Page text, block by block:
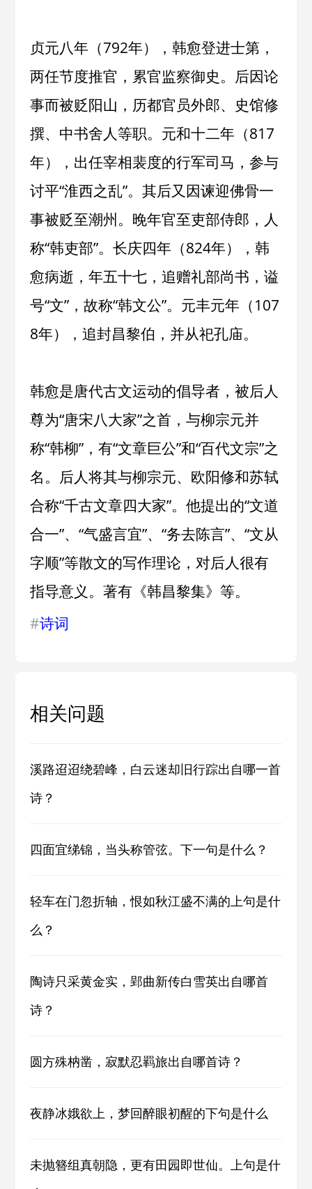
贞元八年（792年），韩愈登进士第，
两任节度推官，累官监察御史。后因论
事而被贬阳山，历都官员外郎、史馆修
撰、中书舍人等职。元和十二年（817
年），出任宰相裴度的行军司马，参与
讨平“淮西之乱”。其后又因谏迎佛骨一
事被贬至潮州。晚年官至吏部侍郎，人
称“韩吏部”。长庆四年（824年），韩
愈病逝，年五十七，追赠礼部尚书，谥
号“文”，故称“韩文公”。元丰元年（107
8年），追封昌黎伯，并从祀孔庙。
韩愈是唐代古文运动的倡导者，被后人
尊为“唐宋八大家”之首，与柳宗元并
称“韩柳”，有“文章巨公”和“百代文宗”之
名。后人将其与柳宗元、欧阳修和苏轼
合称“千古文章四大家”。他提出的“文道
合一”、“气盛言宜”、“务去陈言”、“文从
字顺”等散文的写作理论，对后人很有
指导意义。著有《韩昌黎集》等。
#诗词
相关问题
溪路迢迢绕碧峰，白云迷却旧行踪出自哪一首
诗？
四面宜绨锦，当头称管弦。下一句是什么？
轻车在门忽折轴，恨如秋江盛不满的上句是什
么？
陶诗只采黄金实，郢曲新传白雪英出自哪首
诗？
圆方殊枘凿，寂默忍羁旅出自哪首诗？
夜静冰娥欲上，梦回醉眼初醒的下句是什么
未抛簪组真朝隐，更有田园即世仙。上句是什